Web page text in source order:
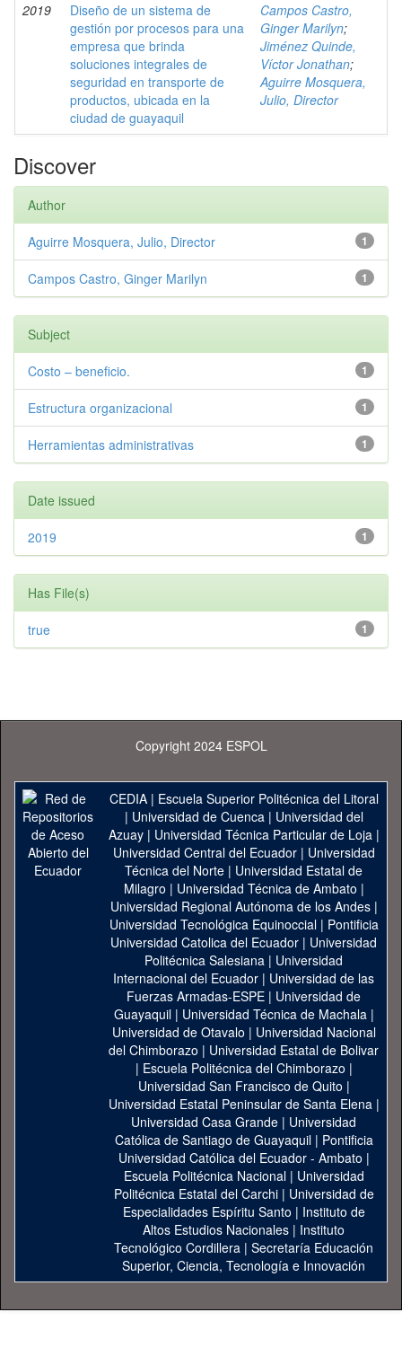
2019
Diseño de un sistema de
gestión por procesos para una
empresa que brinda
soluciones integrales de
seguridad en transporte de
productos, ubicada en la
ciudad de guayaquil
Campos Castro,
Ginger Marilyn;
Jiménez Quinde,
Víctor Jonathan;
Aguirre Mosquera,
Julio, Director
Discover
Author
1
Aguirre Mosquera, Julio, Director
1
Campos Castro, Ginger Marilyn
Subject
1
Costo – beneficio.
1
Estructura organizacional
1
Herramientas administrativas
Date issued
1
2019
Has File(s)
1
true
Copyright 2024 ESPOL
CEDIA| Escuela Superior Politécnica del Litoral
| Universidad de Cuenca| Universidad del
Azuay| Universidad Técnica Particular de Loja|
Universidad Central del Ecuador| Universidad
Técnica del Norte | Universidad Estatal de
Milagro | Universidad Técnica de Ambato |
Universidad Regional Autónoma de los Andes|
Universidad Tecnológica Equinoccial| Pontificia
Universidad Catolica del Ecuador | Universidad
Politécnica Salesiana | Universidad
Internacional del Ecuador | Universidad de las
Fuerzas Armadas-ESPE | Universidad de
Guayaquil| Universidad Técnica de Machala|
Universidad de Otavalo | Universidad Nacional
del Chimborazo | Universidad Estatal de Bolivar
| Escuela Politécnica del Chimborazo |
Universidad San Francisco de Quito |
Universidad Estatal Peninsular de Santa Elena|
Universidad Casa Grande | Universidad
Católica de Santiago de Guayaquil| Pontificia
Universidad Católica del Ecuador - Ambato |
Escuela Politécnica Nacional| Universidad
Politécnica Estatal del Carchi| Universidad de
Especialidades Espíritu Santo | Instituto de
Altos Estudios Nacionales | Instituto
Tecnológico Cordillera | Secretaría Educación
Superior, Ciencia, Tecnología e Innovación